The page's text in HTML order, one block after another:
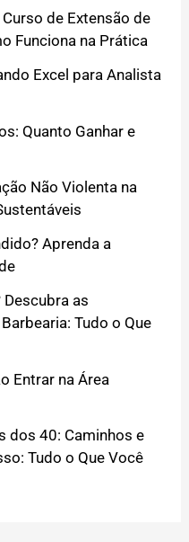
de Extensão de
Funciona na Prática
Excel para Analista
Quanto Ganhar e
Não Violenta na
Aprenda a
Descubra as
Tudo o Que
Entrar na Área
dos 40: Caminhos e
Tudo o Que Você